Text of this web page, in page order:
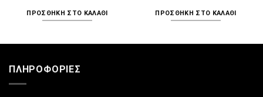
ΠΡΟΣΘΉΚΗ ΣΤΟ ΚΑΛΆΘΙ ΠΡΟΣΘΉΚΗ ΣΤΟ ΚΑΛΆΘΙ
ΠΛΗΡΟΦΟΡΊΕΣ